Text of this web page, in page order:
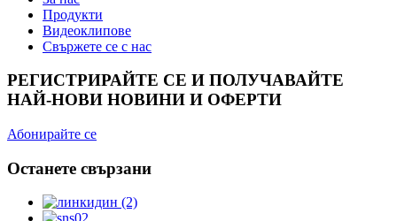
Продукти
Видеоклипове
Свържете се с нас
РЕГИСТРИРАЙТЕ СЕ И ПОЛУЧАВАЙТЕ
НАЙ-НОВИ НОВИНИ И ОФЕРТИ
Абонирайте се
Останете свързани